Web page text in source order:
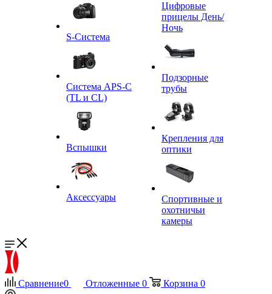
S-Система
Система APS-C
(TL и CL)
Вспышки
Аксессуары
Цифровые
прицелы День/
Ночь
Подзорные
трубы
Крепления для
оптики
Спортивные и
охотничьи
камеры
Сравнение0 Отложенные 0 Корзина 0